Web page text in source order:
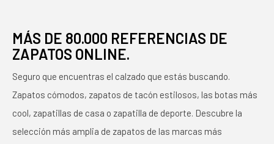
MÁS DE 80.000 REFERENCIAS DE
ZAPATOS ONLINE.
Seguro que encuentras el calzado que estás buscando.
Zapatos cómodos, zapatos de tacón estilosos, las botas más
cool, zapatillas de casa o zapatilla de deporte. Descubre la
selección más amplia de zapatos de las marcas más